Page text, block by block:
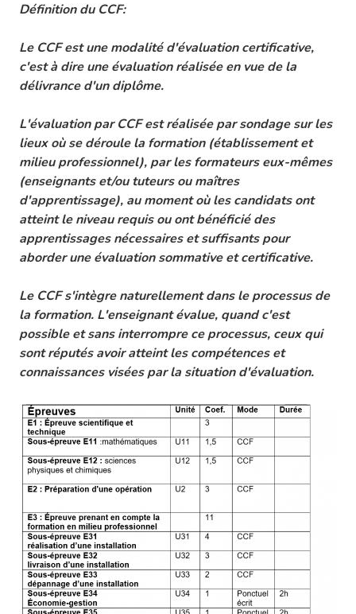
Définition du CCF:
Le CCF est une modalité d'évaluation certificative,
c'est à dire une évaluation réalisée en vue de la
délivrance d'un diplôme.
L'évaluation par CCF est réalisée par sondage sur les
lieux où se déroule la formation (établissement et
milieu professionnel), par les formateurs eux-mêmes
(enseignants et/ou tuteurs ou maîtres
d'apprentissage), au moment où les candidats ont
atteint le niveau requis ou ont bénéficié des
apprentissages nécessaires et suffisants pour
aborder une évaluation sommative et certificative.
Le CCF s'intègre naturellement dans le processus de
la formation. L'enseignant évalue, quand c'est
possible et sans interrompre ce processus, ceux qui
sont réputés avoir atteint les compétences et
connaissances visées par la situation d'évaluation.